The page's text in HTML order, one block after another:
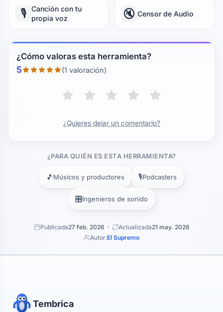
🎙️ Canción con tu
propia voz
🔇 Censor de Audio
¿Cómo valoras esta herramienta?
5 (1 valoración)
¿Quieres dejar un comentario?
¿PARA QUIÉN ES ESTA HERRAMIENTA?
🎵 Músicos y productores 🎙️Podcasters
🎛️Ingenieros de sonido
Publicada27 feb. 2026 Actualizada21 may. 2026
Autor:El Supremo
Tembrica